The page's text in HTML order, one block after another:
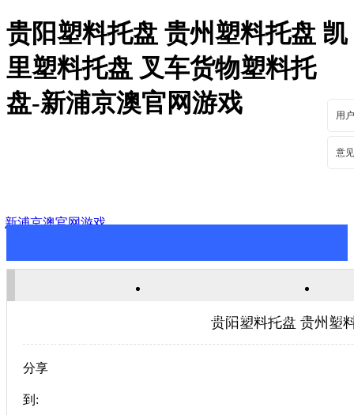
贵阳塑料托盘 贵州塑料托盘 凯
里塑料托盘 叉车货物塑料托
盘-新浦京澳官网游戏
用
意
新浦京澳官网游戏
关于新浦京澳官网游戏 新
贵阳塑料托盘 贵州塑
分享
到: